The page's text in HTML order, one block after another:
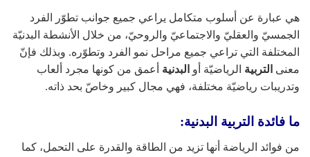
هي عبارة عن أسلوب متكامل يراعي جميع جوانب تطوّر الفرد
الجمسيّ والعقليّ والاجتماعيّ والروحيّ، من خلال الأنشطة البدنيّة
المختلفة التي تراعي جميع مراحل نمو الفرد وتطوّره. وبذلك فإنّ
معنى التربية الرياضيّة أو البدنية أعمق من كونها مجرد ألعاب
وتدريبات رياضيّة مختلفة، فهي مجال كبير وخاصّ بحد ذاته.
ما فائدة التربية البدنية:
من فوائد الرياضة أنها تزيد من الطاقة والقدرة على التحمل، كما